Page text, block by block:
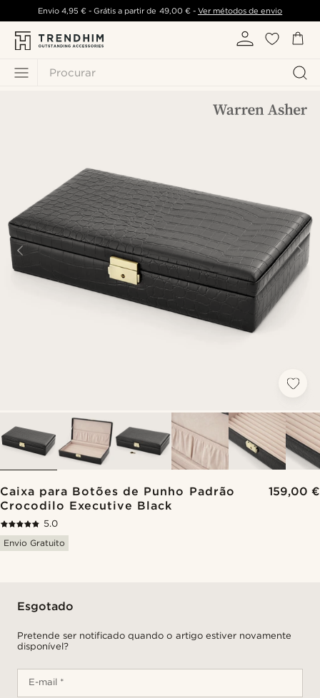
Procurar
Envio 4,95 €- Grátis a partir de 49,00 €- Ver métodos de envio
Caixa para Botões de Punho Padrão
Crocodilo Executive Black
159,00 €
5.0
Envio Gratuito
Esgotado
Pretende ser notificado quando o artigo estiver novamente
disponível?
E-mail *